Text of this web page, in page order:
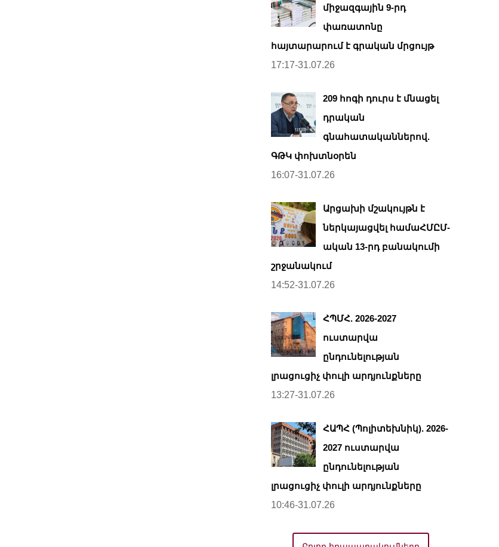
միջազգային 9-րդ
փառատոնը
հայտարարում է գրական մրցույթ
17:17-31.07.26
209 հոգի դուրս է մնացել
դրական
գնահատականներով.
ԳԹԿ փոխտնօրեն
16:07-31.07.26
Արցախի մշակույթն է
ներկայացվել համաՀՄԸՄ-
ական 13-րդ բանակումի
շրջանակում
14:52-31.07.26
ՀՊՄՀ. 2026-2027
ուստարվա
ընդունելության
լրացուցիչ փուլի արդյունքները
13:27-31.07.26
ՀԱՊՀ (Պոլիտեխնիկ). 2026-
2027 ուստարվա
ընդունելության
լրացուցիչ փուլի արդյունքները
10:46-31.07.26